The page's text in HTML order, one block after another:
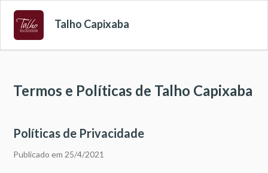
Talho Capixaba
Termos e Políticas de Talho Capixaba
Políticas de Privacidade
Publicado em 25/4/2021